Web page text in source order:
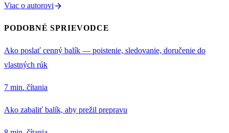
Viac o autorovi arrow_forward
PODOBNÉ SPRIEVODCE
Ako poslať cenný balík — poistenie, sledovanie, doručenie do
vlastných rúk
7 min. čítania
Ako zabaliť balík, aby prežil prepravu